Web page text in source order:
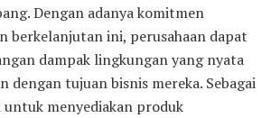
Dengan adanya komitmen
berkelanjutan ini, perusahaan dapat
dampak lingkungan yang nyata
dengan tujuan bisnis mereka. Sebagai
menyediakan produk